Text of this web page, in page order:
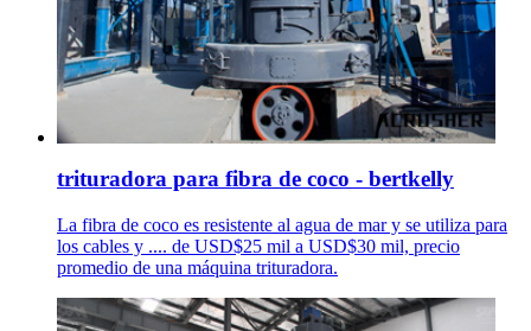
trituradora para fibra de coco - bertkelly
La fibra de coco es resistente al agua de mar y se utiliza para
los cables y .... de USD$25 mil a USD$30 mil, precio
promedio de una máquina trituradora.